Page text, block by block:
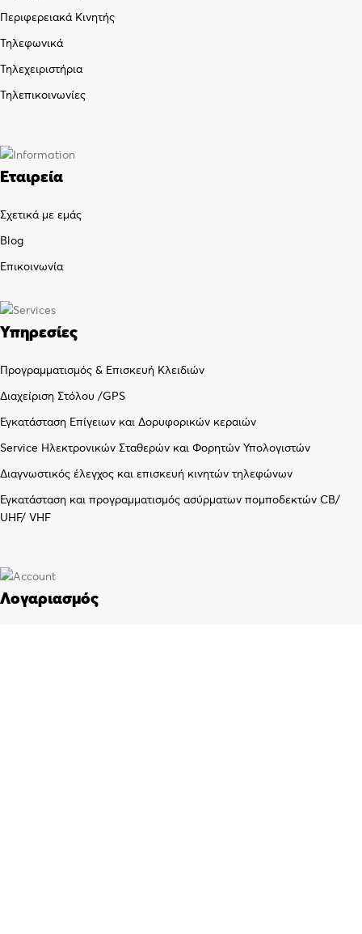
Περιφερειακά Κινητής
Τηλεφωνικά
Τηλεχειριστήρια
Τηλεπικοινωνίες
Εταιρεία
Σχετικά με εμάς
Blog
Επικοινωνία
Υπηρεσίες
Προγραμματισμός & Επισκευή Κλειδιών
Διαχείριση Στόλου /GPS
Εγκατάσταση Επίγειων και Δορυφορικών κεραιών
Service Ηλεκτρονικών Σταθερών και Φορητών Υπολογιστών
Διαγνωστικός έλεγχος και επισκευή κινητών τηλεφώνων
Εγκατάσταση και προγραμματισμός ασύρματων πομποδεκτών CB/
UHF/ VHF
Λογαριασμός